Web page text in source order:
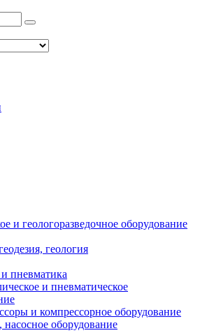
и геологоразведочное оборудование
геология
пневматика
и пневматическое
и компрессорное оборудование
оборудование